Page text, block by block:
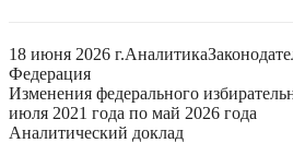
18 июня 2026 г.Аналитика
Федерация
Изменения федерального
июля 2021 года по май 2026 года
Аналитический доклад